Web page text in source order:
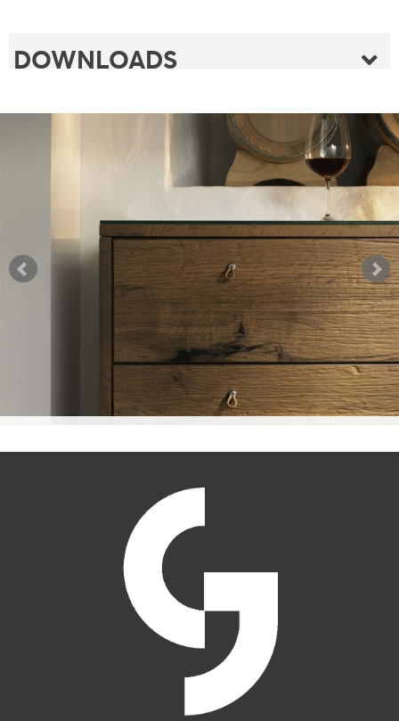
DOWNLOADS
FOLDER
FOLDER PRÄGEBOARD
FLYER RILLENPRÄGUNGEN
PRODUKTVERZEICHNIS
DATENBLÄTTER & TECHNISCHE INFOS
DATENBLÄTTER PRÄGEBOARD